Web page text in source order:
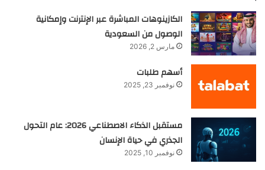
الكازينوهات المباشرة عبر الإنترنت وإمكانية
الوصول من السعودية
مارس 2, 2026
أسهم طلبات
نوفمبر 23, 2025
مستقبل الذكاء الاصطناعي 2026: عام التحول
الجذري في حياة الإنسان
نوفمبر 10, 2025